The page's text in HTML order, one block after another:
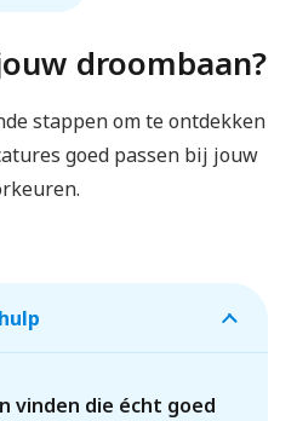
droombaan?
stappen om te ontdekken
goed passen bij jouw
vinden die écht goed